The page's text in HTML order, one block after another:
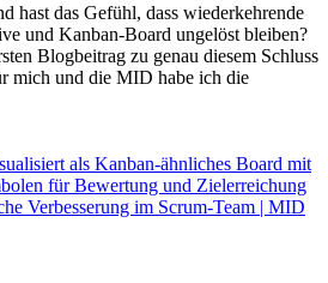
hast das Gefühl, dass wiederkehrende
und Kanban-Board ungelöst bleiben?
Blogbeitrag zu genau diesem Schluss
mich und die MID habe ich die